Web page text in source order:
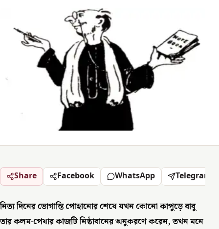
Share Facebook WhatsApp Telegram
নিত্য দিনের ভোগান্তি পোহানোর শেষে যখন কোনো কাপুড়ে বাবু
তার কলম-পেষার কাজটি নিষ্ঠাবানের অনুকরণে করেন, তখন মনে